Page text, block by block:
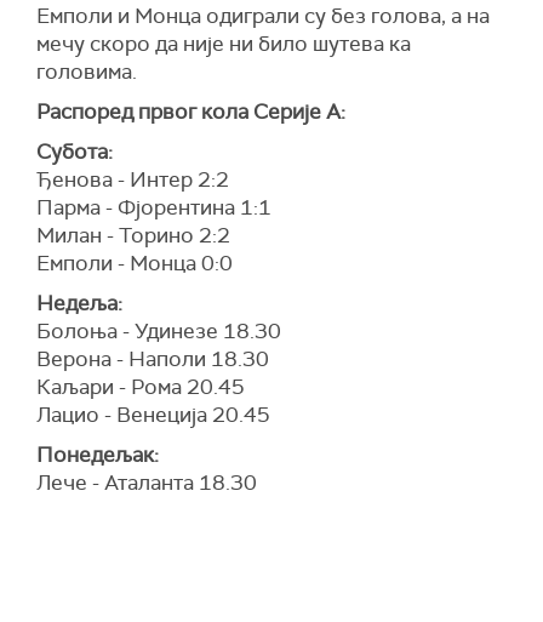
Емполи и Монца одиграли су без голова, а на
мечу скоро да није ни било шутева ка
головима.
Распоред првог кола Серије А:
Субота:
Ђенова - Интер 2:2
Парма - Фјорентина 1:1
Милан - Торино 2:2
Емполи - Монца 0:0
Недеља:
Болоња - Удинезе 18.30
Верона - Наполи 18.30
Каљари - Рома 20.45
Лацио - Венеција 20.45
Понедељак:
Лече - Аталанта 18.30